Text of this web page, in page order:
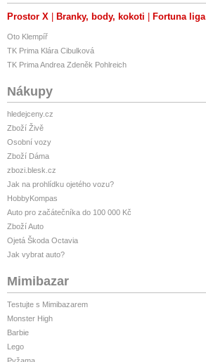
Prostor X Branky, body, kokoti Fortuna liga
Oto Klempíř
TK Prima Klára Cibulková
TK Prima Andrea Zdeněk Pohlreich
Nákupy
hledejceny.cz
Zboží Živě
Osobní vozy
Zboží Dáma
zbozi.blesk.cz
Jak na prohlídku ojetého vozu?
HobbyKompas
Auto pro začátečníka do 100 000 Kč
Zboží Auto
Ojetá Škoda Octavia
Jak vybrat auto?
Mimibazar
Testujte s Mimibazarem
Monster High
Barbie
Lego